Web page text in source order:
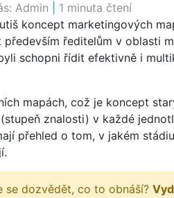
Admin
1 minuta čtení
koncept marketingových
ředitelům v oblasti
schopni řídit efektivně i
mapách, což je koncept
znalosti) v každé
přehled o tom, v jakém
se dozvědět, co to obnáší?